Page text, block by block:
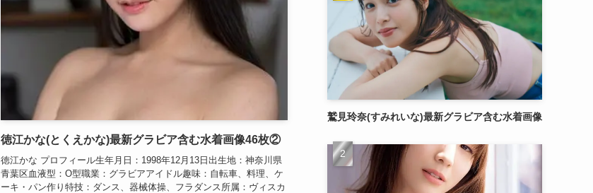
徳江かな(とくえかな)最新グラビア含む水着画像46枚②
徳江かな プロフィール生年月日：1998年12月13日出生地：神奈川県
青葉区血液型：O型職業：グラビアアイドル趣味：自転車、料理、ケ
ーキ・パン作り特技：ダンス、器械体操、フラダンス所属：ヴィスカ
鷲見玲奈(すみれいな)最新グラビア含む水着画像